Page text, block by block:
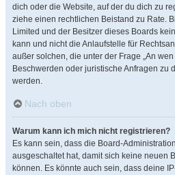
dich oder die Website, auf der du dich zu
ziehe einen rechtlichen Beistand zu Rate.
Limited und der Besitzer dieses Boards
kann und nicht die Anlaufstelle für
außer solchen, die unter der Frage „An
Beschwerden oder juristische Anfragen zu
werden.
Nach oben
Warum kann ich mich nicht registrieren?
Es kann sein, dass die Board-
ausgeschaltet hat, damit sich keine neuen
können. Es könnte auch sein, dass deine